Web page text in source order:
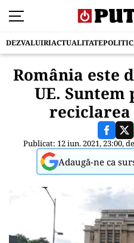
DEZVALUIRIACTUALITATE
România este
UE. Suntem
Publicat: 12 iun. 2021, 23:00, de
Adaugă-ne ca